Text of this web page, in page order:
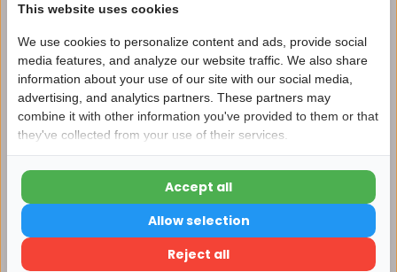
Hoekprofielen: speciaal ontworpen voor het creëren
van lichtlijnen in hoeken en randen.
Extra brede profielen: geschikt voor bredere LED strips
of wanneer meer warmteafvoer gewenst is.
Daarnaast zijn er profielen met verschillende afwerkingen
zoals mat aluminium voor een moderne uitstraling en wit
gecoat voor een subtiele integratie. Combineer deze
profielen met onze LED strip profielen aanbieding voor een
complete oplossing.
Belangrijke specificaties en waar let je op
Bij de keuze van LED profielen is het belangrijk om rekening te
Nu 15% korting
15korting
15% korting
Verder winkelen
This website uses cookies
We use cookies to personalize content and ads, provide social
media features, and analyze our website traffic. We also share
information about your use of our site with our social media,
advertising, and analytics partners. These partners may
combine it with other information you've provided to them or that
they've collected from your use of their services.
Reject all
Allow selection
Accept all